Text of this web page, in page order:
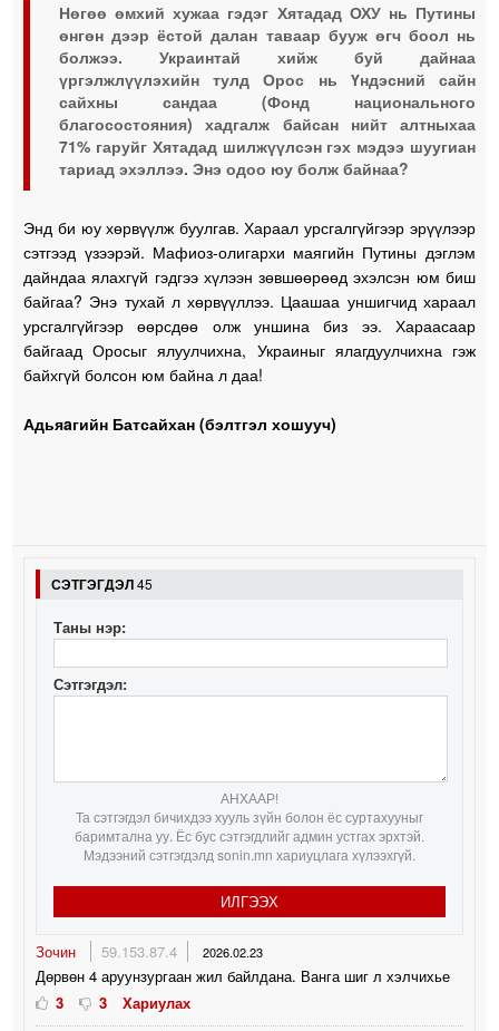
Нөгөө өмхий хужаа гэдэг Хятадад ОХУ нь Путины
өнгөн дээр ёстой далан таваар бууж өгч боол нь
болжээ. Украинтай хийж буй дайнаа
үргэлжлүүлэхийн тулд Орос нь Үндэсний сайн
сайхны сандаа (Фонд национального
благосостояния) хадгалж байсан нийт алтныхаа
71% гаруйг Хятадад шилжүүлсэн гэх мэдээ шуугиан
тариад эхэллээ. Энэ одоо юу болж байнаа?
Энд би юу хөрвүүлж буулгав. Хараал урсгалгүйгээр эрүүлээр
сэтгээд үзээрэй. Мафиоз-олигархи маягийн Путины дэглэм
дайндаа ялахгүй гэдгээ хүлээн зөвшөөрөөд эхэлсэн юм биш
байгаа? Энэ тухай л хөрвүүллээ. Цаашаа уншигчид хараал
урсгалгүйгээр өөрсдөө олж уншина биз ээ. Хараасаар
байгаад Оросыг ялуулчихна, Украиныг ялагдуулчихна гэж
байхгүй болсон юм байна л даа!
Адьяaгийн Батсайхан (бэлтгэл хошууч)
СЭТГЭГДЭЛ45
Таны нэр:
Сэтгэгдэл:
АНХААР!
Та сэтгэгдэл бичихдээ хууль зүйн болон ёс суртахууныг
баримтална уу. Ёс бус сэтгэгдлийг админ устгах эрхтэй.
Мэдээний сэтгэгдэлд sonin.mn хариуцлага хүлээхгүй.
ИЛГЭЭХ
Зочин 59.153.87.4 2026.02.23
Дөрвөн 4 аруунзургаан жил байлдана. Ванга шиг л хэлчихье
3
3
Хариулах